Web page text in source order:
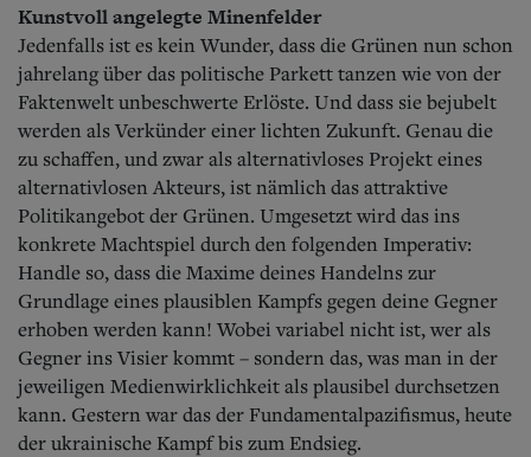
Kunstvoll angelegte Minenfelder
Jedenfalls ist es kein Wunder, dass die Grünen nun schon
jahrelang über das politische Parkett tanzen wie von der
Faktenwelt unbeschwerte Erlöste. Und dass sie bejubelt
werden als Verkünder einer lichten Zukunft. Genau die
zu schaffen, und zwar als alternativloses Projekt eines
alternativlosen Akteurs, ist nämlich das attraktive
Politikangebot der Grünen. Umgesetzt wird das ins
konkrete Machtspiel durch den folgenden Imperativ:
Handle so, dass die Maxime deines Handelns zur
Grundlage eines plausiblen Kampfs gegen deine Gegner
erhoben werden kann! Wobei variabel nicht ist, wer als
Gegner ins Visier kommt – sondern das, was man in der
jeweiligen Medienwirklichkeit als plausibel durchsetzen
kann. Gestern war das der Fundamentalpazifismus, heute
der ukrainische Kampf bis zum Endsieg.